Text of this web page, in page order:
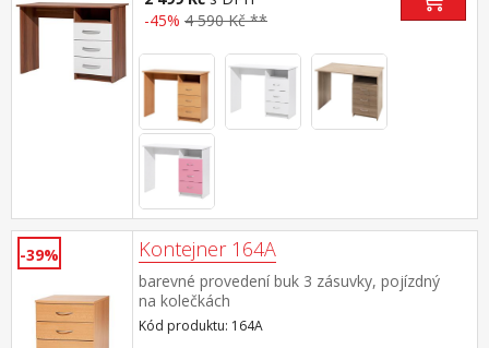
-45% 4 590 Kč **
-39% Kontejner 164A
barevné provedení buk 3 zásuvky, pojízdný
na kolečkách
Kód produktu: 164A